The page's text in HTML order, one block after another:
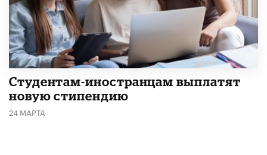
Студентам-иностранцам выплатят
новую стипендию
24 МАРТА